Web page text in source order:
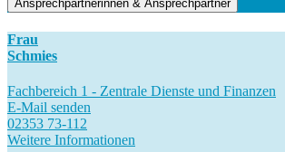
Ansprechpartnerinnen & Ansprechpartner
Frau
Schmies
Fachbereich 1 - Zentrale Dienste und Finanzen
E-Mail senden
02353 73-112
Weitere Informationen